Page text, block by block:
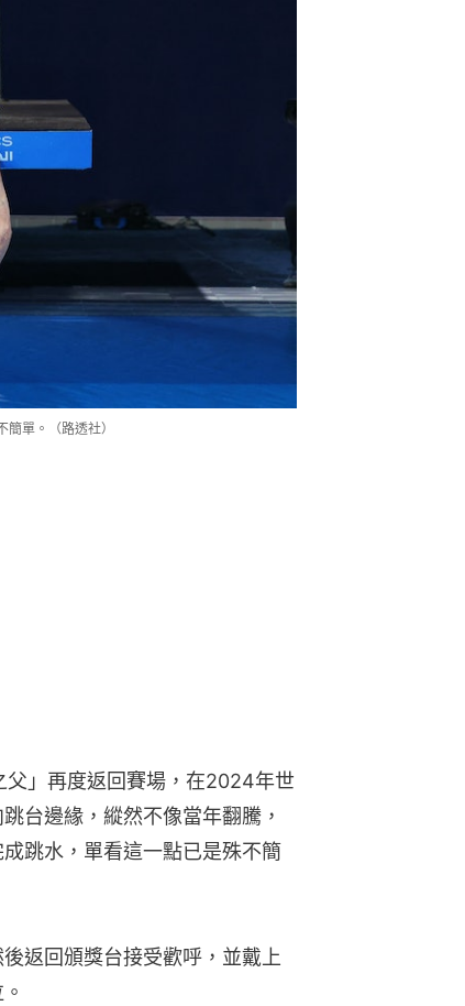
單。（路透社）
」再度返回賽場，在2024年世
台邊緣，縱然不像當年翻騰，
跳水，單看這一點已是殊不簡
返回頒獎台接受歡呼，並戴上